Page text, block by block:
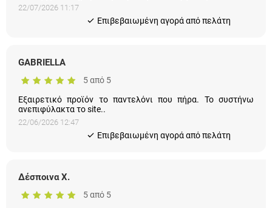
22/07/2026 11:17
Eπιβεβαιωμένη αγορά από πελάτη
GABRIELLA
5 από 5
Εξαιρετικό προϊόν το παντελόνι που πήρα. Το συστήνω
ανεπιφύλακτα το site..
22/06/2026 12:47
Eπιβεβαιωμένη αγορά από πελάτη
Δέσποινα Χ.
5 από 5